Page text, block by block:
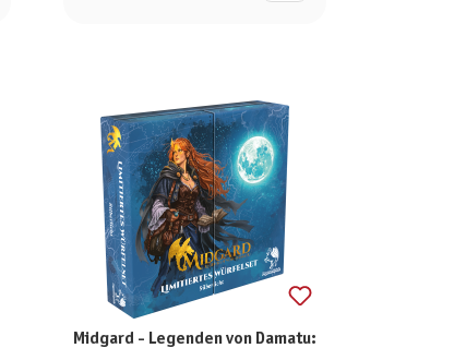
Midgard - Legenden von Damatu: